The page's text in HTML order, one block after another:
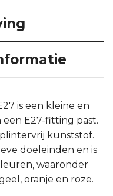
is een kleine en
een E27-fitting past.
kunststof.
doeleinden en is
waaronder
oranje en roze.